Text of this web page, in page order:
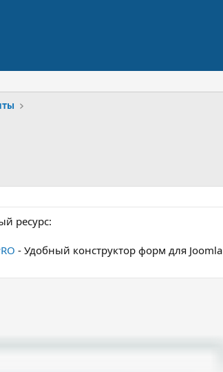
ресурс:
- Удобный конструктор форм для Joomla